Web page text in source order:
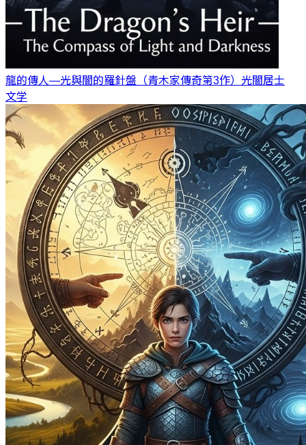
龍的傳人—光與闇的羅針盤（青木家傳奇第3作） 光闇居士
文学